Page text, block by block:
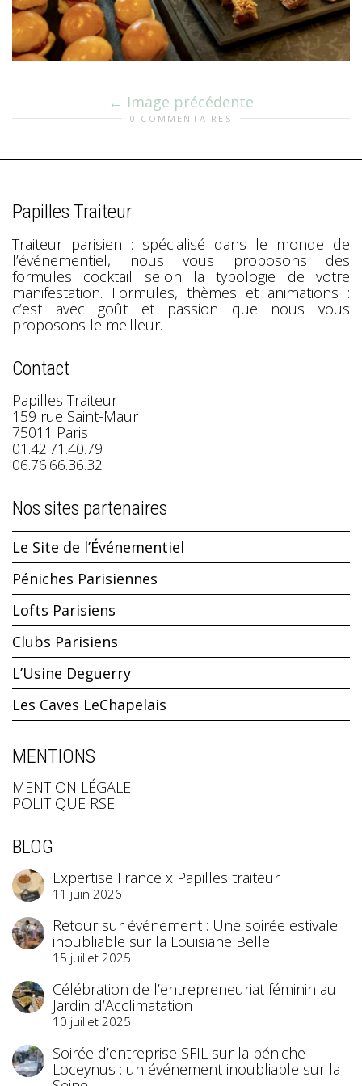
Image précédente
0 COMMENTAIRES
Papilles Traiteur
Traiteur parisien : spécialisé dans le monde de
l’événementiel, nous vous proposons des
formules cocktail selon la typologie de votre
manifestation. Formules, thèmes et animations :
c’est avec goût et passion que nous vous
proposons le meilleur.
Contact
Papilles Traiteur
159 rue Saint-Maur
75011 Paris
01.42.71.40.79
06.76.66.36.32
Nos sites partenaires
Le Site de l’Événementiel
Péniches Parisiennes
Lofts Parisiens
Clubs Parisiens
L’Usine Deguerry
Les Caves LeChapelais
MENTIONS
MENTION LÉGALE
POLITIQUE RSE
BLOG
Expertise France x Papilles traiteur
11 juin 2026
Retour sur événement : Une soirée estivale
inoubliable sur la Louisiane Belle
15 juillet 2025
Célébration de l’entrepreneuriat féminin au
Jardin d’Acclimatation
10 juillet 2025
Soirée d’entreprise SFIL sur la péniche
Loceynus : un événement inoubliable sur la